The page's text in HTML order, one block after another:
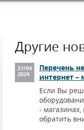
Другие
27/04
2024
Перечень
интернет –
Если Вы
-
обратить